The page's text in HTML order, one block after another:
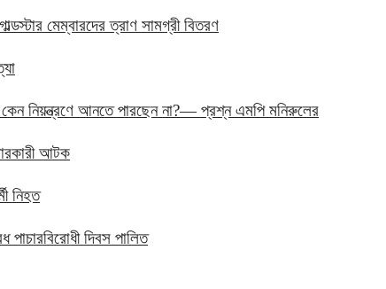
মেম্বারদের ত্রাণ সামগ্রী বিতরণ
নিয়ন্ত্রণে আনতে পারছেন না?— প্রশ্ন এমপি মনিরুলের
আটক
নিহত
দিবস পালিত